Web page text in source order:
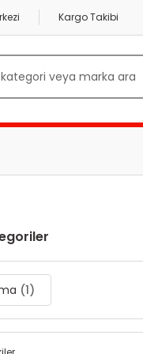
Kargo Takibi
(1)